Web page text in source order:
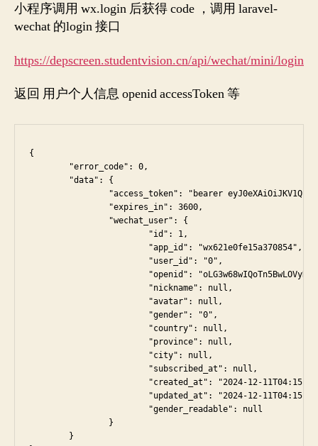
小程序调用 wx.login 后获得 code ，调用 laravel-
wechat 的login 接口
https://depscreen.studentvision.cn/api/wechat/mini/login
返回 用户个人信息 openid accessToken 等
{